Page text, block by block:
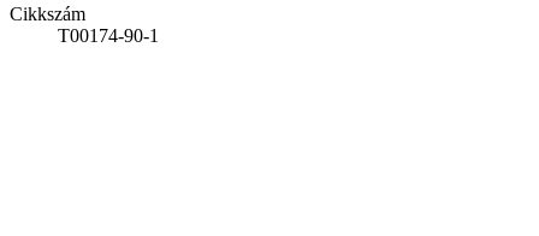
Cikkszám
T00174-90-1